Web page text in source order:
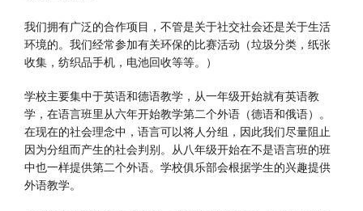
我们拥有广泛的合作项目，不管是关于社交社会还是关于生活
环境的。我们经常参加有关环保的比赛活动（垃圾分类，纸张
收集，纺织品手机，电池回收等等。）
学校主要集中于英语和德语教学，从一年级开始就有英语教
学，在语言班里从六年开始教学第二个外语（德语和俄语）。
在现在的社会理念中，语言可以将人分组，因此我们尽量阻止
因为分组而产生的社会判别。从八年级开始在不是语言班的班
中也一样提供第二个外语。学校俱乐部会根据学生的兴趣提供
外语教学。